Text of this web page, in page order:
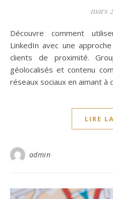
mars
Découvre comment utiliser Facebook, Instagram et
LinkedIn avec une
clients de proximité.
géolocalisés et contenu
réseaux sociaux en aimant à
LIRE
admin